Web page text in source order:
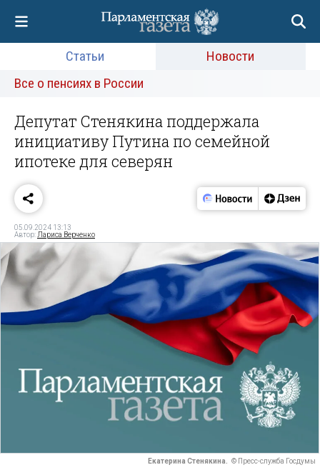
Статьи
Новости
Все о пенсиях в России
Депутат Стенякина поддержала
инициативу Путина по семейной
ипотеке для северян
05.09.2024 13:13
Автор: Лариса Верченко
Екатерина Стенякина. © Пресс-служба Госдумы